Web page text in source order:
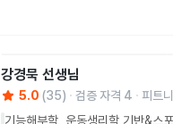
강경묵 선생님
5.0 (35) 검증 자격 4
피트
기능해부학, 운동생리학 기반&스